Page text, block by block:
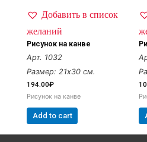
Добавить в список
желаний
Рисунок на канве
Арт. 1032
Размер: 21х30 см.
194.00₽
Рисунок на канве
Add to cart